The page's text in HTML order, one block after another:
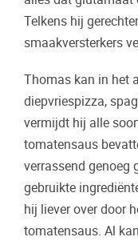
Telkens hij
smaakversterkers
Thomas kan in het
diepvriespizza,
vermijdt hij alle
tomatensaus
verrassend genoeg
gebruikte
hij liever over door
tomatensaus. Al